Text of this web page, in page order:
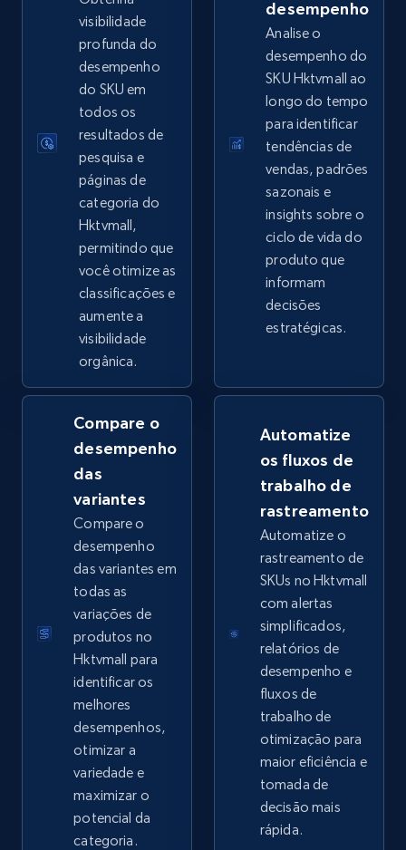
eBay - Collect records by category
URL, Product id, Title, Seller name, Seller rating,
Seller reviews, Breadcrumbs, Root category, and
more.
2.5K+ 359+ Comece agora
Google Shopping
URL, Product id, Title, Product description,
Rating, Reviews count, Images, Variations, and
more.
Google Shopping - collects products from
web using keywords
URL, Product id, Title, Product description,
Rating, Reviews count, Images, Variations, and
more.
2.4K+ 199+ Comece agora
Home Depot US
URL, Domain, Country code, Model number,
Sku, Product id, Product name, Manufacturer,
and more.
2.1K+ Comece agora
visibilidade
profunda do
desempenho
do SKU em
todos os
resultados de
pesquisa e
páginas de
categoria do
Hktvmall,
permitindo que
você otimize as
classificações e
aumente a
visibilidade
orgânica.
desempenho
Analise o
desempenho do
SKU Hktvmall ao
longo do tempo
para identificar
tendências de
vendas, padrões
sazonais e
insights sobre o
ciclo de vida do
produto que
informam
decisões
estratégicas.
Compare o
desempenho
das
variantes
Compare o
desempenho
das variantes em
todas as
variações de
produtos no
Hktvmall para
identificar os
melhores
desempenhos,
otimizar a
variedade e
maximizar o
potencial da
categoria.
Automatize
os fluxos de
trabalho de
rastreamento
Automatize o
rastreamento de
SKUs no Hktvmall
com alertas
simplificados,
relatórios de
desempenho e
fluxos de
trabalho de
otimização para
maior eficiência e
tomada de
decisão mais
rápida.